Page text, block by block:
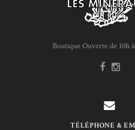
Boutique Ouverte de 10h
TÉLÉPHONE &